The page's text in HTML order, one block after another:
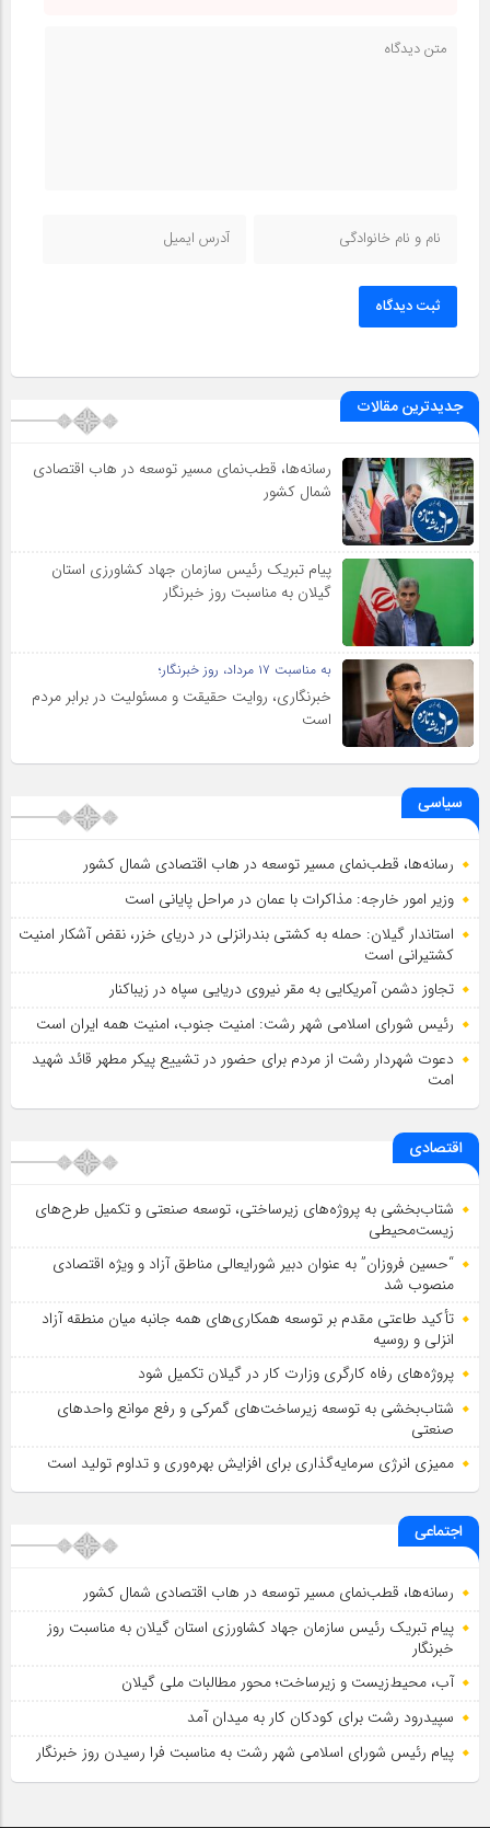
ثبت دیدگاه
جدیدترین مقالات
رسانه‌ها، قطب‌نمای مسیر توسعه در هاب اقتصادی
شمال كشور
پیام تبریک رئیس سازمان جهاد کشاورزی استان
گیلان به‌ مناسبت روز خبرنگار
به مناسبت ۱۷ مرداد، روز خبرنگار؛
خبرنگاری، روایت حقیقت و مسئولیت‌ در برابر مردم
است
سیاسی
رسانه‌ها، قطب‌نمای مسیر توسعه در هاب اقتصادی شمال كشور
وزیر امور خارجه: مذاکرات با عمان در مراحل پایانی است
استاندار گیلان: حمله به کشتی بندرانزلی در دریای خزر، نقض آشکار امنیت
کشتیرانی است
تجاوز دشمن آمریکایی به مقر نیروی دریایی سپاه در زیباکنار
رئیس شورای اسلامي شهر رشت: امنیت جنوب، امنیت همه ایران است
دعوت شهردار رشت از مردم برای حضور در تشییع پیکر مطهر قائد شهید
امت
اقتصادی
شتاب‌بخشی به پروژه‌های زیرساختی، توسعه صنعتی و تکمیل طرح‌های
زیست‌محیطی
“حسین فروزان” به عنوان دبیر شورایعالی مناطق آزاد و ویژه اقتصادی
منصوب شد
تأكید طاعتی مقدم بر توسعه همكاری‌های همه جانبه میان منطقه آزاد
انزلی و روسیه
پروژه‌های رفاه کارگری وزارت کار در گیلان تکمیل شود
شتاب‌بخشی به توسعه زیرساخت‌های گمركی و رفع موانع واحدهای
صنعتی
ممیزی انرژی سرمایه‌گذاری برای افزایش بهره‌وری و تداوم تولید است
اجتماعی
رسانه‌ها، قطب‌نمای مسیر توسعه در هاب اقتصادی شمال كشور
پیام تبریک رئیس سازمان جهاد کشاورزی استان گیلان به‌ مناسبت روز
خبرنگار
آب، محیط‌زیست و زیرساخت؛ محور مطالبات ملی گیلان
سپیدرود رشت برای کودکان کار به میدان آمد
پیام رئیس شورای اسلامي شهر رشت به مناسبت فرا رسیدن روز خبرنگار